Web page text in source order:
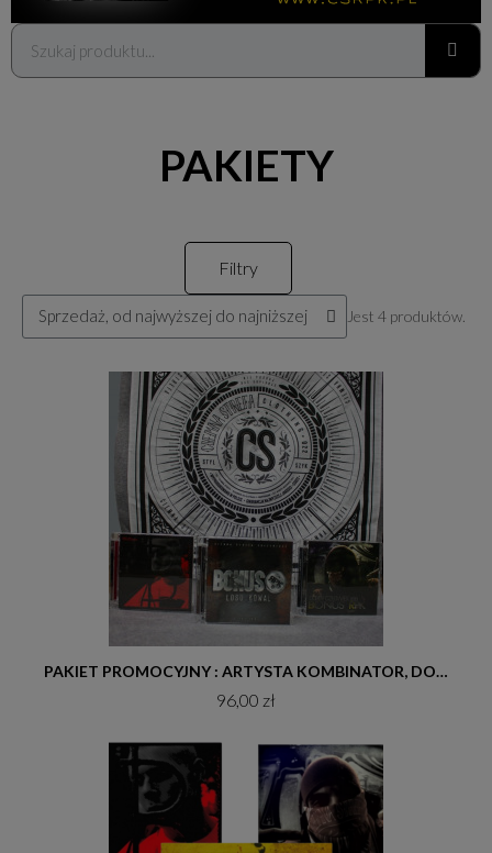
PAKIETY
Jest 4 produktów.
Filtry
Do koszyka PAKIET PROMOCYJNY : ARTYSTA KOMBINATOR, DOBRY CZŁOWIEK, LOSU KOWAL
96,00 zł